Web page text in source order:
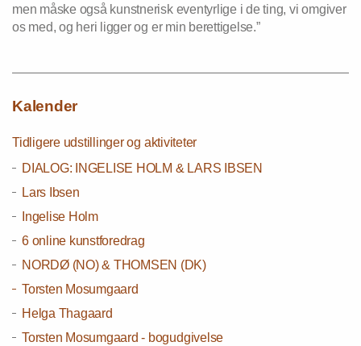
men måske også kunstnerisk eventyrlige i de ting, vi omgiver
os med, og heri ligger og er min berettigelse.”
Kalender
Tidligere udstillinger og aktiviteter
DIALOG: INGELISE HOLM & LARS IBSEN
Lars Ibsen
Ingelise Holm
6 online kunstforedrag
NORDØ (NO) & THOMSEN (DK)
Torsten Mosumgaard
Helga Thagaard
Torsten Mosumgaard - bogudgivelse